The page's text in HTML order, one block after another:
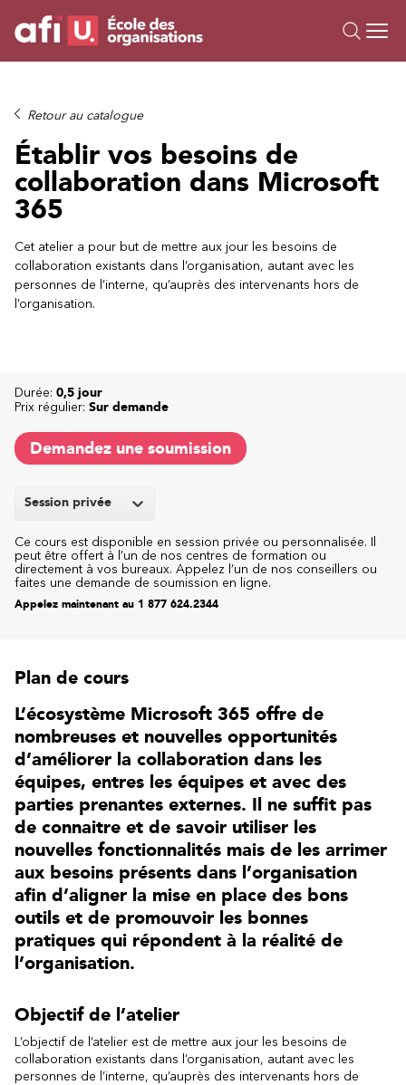
Formations
Campus IA
Sur mesure
À propos
Ressources
Retour au catalogue
Établir vos besoins de
collaboration dans Microsoft
365
Cet atelier a pour but de mettre aux jour les besoins de
collaboration existants dans l’organisation, autant avec les
personnes de l’interne, qu’auprès des intervenants hors de
l’organisation.
Session privée
Ce cours est disponible en session privée ou personnalisée. Il
peut être offert à l’un de nos centres de formation ou
directement à vos bureaux. Appelez l’un de nos conseillers ou
faites une demande de soumission en ligne.
Appelez maintenant au 1 877 624.2344
Durée: 0,5 jour
Prix régulier: Sur demande
Demandez une soumission
Plan de cours
L’écosystème Microsoft 365 offre de
nombreuses et nouvelles opportunités
d’améliorer la collaboration dans les
équipes, entres les équipes et avec des
parties prenantes externes. Il ne suffit pas
de connaitre et de savoir utiliser les
nouvelles fonctionnalités mais de les arrimer
aux besoins présents dans l’organisation
afin d’aligner la mise en place des bons
outils et de promouvoir les bonnes
pratiques qui répondent à la réalité de
l’organisation.
Objectif de l’atelier
L’objectif de l’atelier est de mettre aux jour les besoins de
collaboration existants dans l’organisation, autant avec les
personnes de l’interne, qu’auprès des intervenants hors de